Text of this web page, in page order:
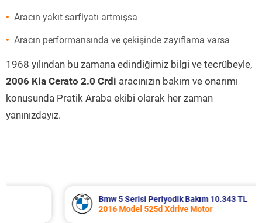
Aracın yakıt sarfiyatı artmışsa
Aracın performansında ve çekişinde zayıflama varsa
1968 yılından bu zamana edindiğimiz bilgi ve tecrübeyle,
2006 Kia Cerato 2.0 Crdi aracınızın bakım ve onarımı
konusunda Pratik Araba ekibi olarak her zaman
yanınızdayız.
Bmw 5 Serisi Periyodik Bakım 10.343 TL
2016 Model 525d Xdrive Motor